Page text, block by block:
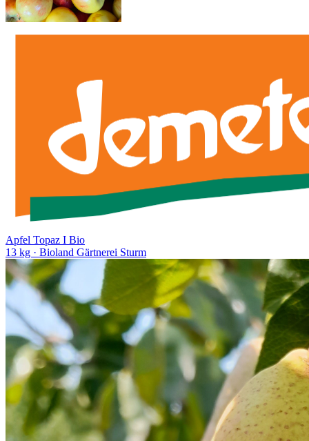
Apfel Topaz I Bio
13 kg · Bioland Gärtnerei Sturm